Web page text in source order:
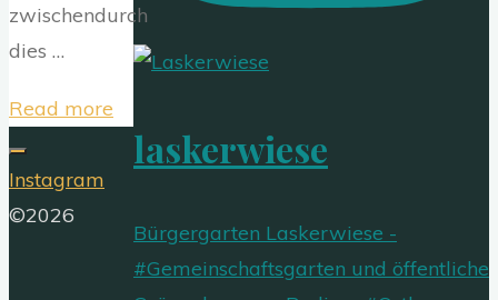
zwischendurch
dies …
Read more
DANKE"
laskerwiese
Bürgergarten Laskerwiese -
#Gemeinschaftsgarten und öffentliche
Instagram
©2026